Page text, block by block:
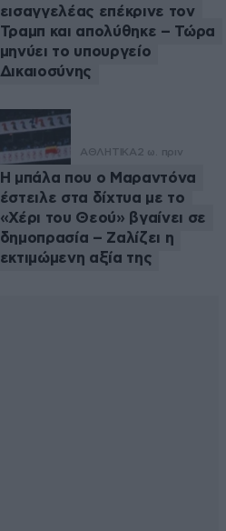
εισαγγελέας επέκρινε τον
Τραμπ και απολύθηκε – Τώρα
μηνύει το υπουργείο
Δικαιοσύνης
ΑΘΛΗΤΙΚΑ 2 ω. πριν
Η μπάλα που ο Μαραντόνα
έστειλε στα δίχτυα με το
«Χέρι του Θεού» βγαίνει σε
δημοπρασία – Ζαλίζει η
εκτιμώμενη αξία της